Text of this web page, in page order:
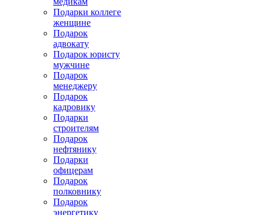
Подарки коллеге
женщине
Подарок
адвокату
Подарок юристу
мужчине
Подарок
менеджеру
Подарок
кадровику
Подарки
строителям
Подарок
нефтянику
Подарки
офицерам
Подарок
полковнику
Подарок
энергетику